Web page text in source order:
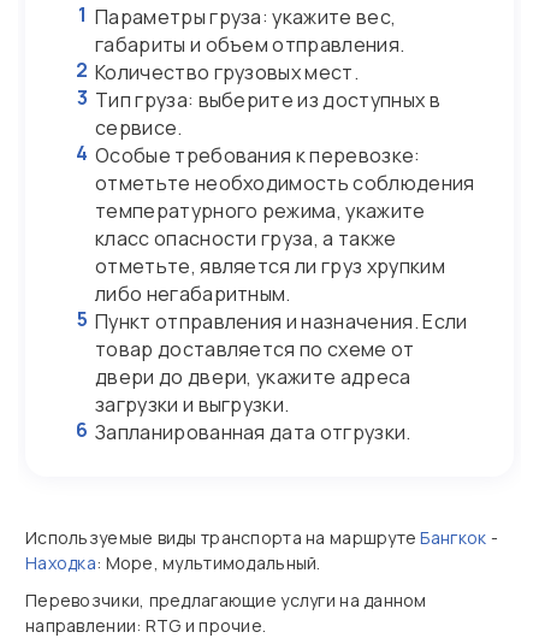
1 Параметры груза: укажите вес,
габариты и объем отправления.
2 Количество грузовых мест.
3 Тип груза: выберите из доступных в
сервисе.
4 Особые требования к перевозке:
отметьте необходимость соблюдения
температурного режима, укажите
класс опасности груза, а также
отметьте, является ли груз хрупким
либо негабаритным.
5 Пункт отправления и назначения. Если
товар доставляется по схеме от
двери до двери, укажите адреса
загрузки и выгрузки.
6 Запланированная дата отгрузки.
Используемые виды транспорта на маршрутеБангкок -
Находка: Море, мультимодальный.
Перевозчики, предлагающие услуги на данном
направлении: RTG и прочие.